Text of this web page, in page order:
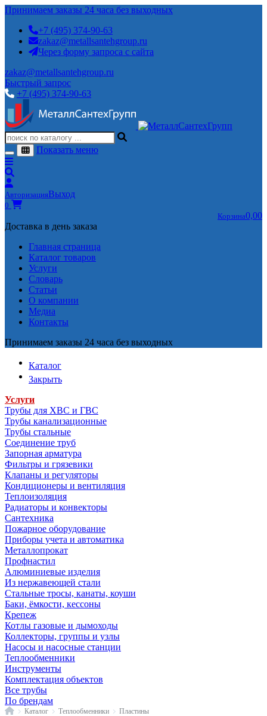
Принимаем заказы 24 часа без выходных
+7 (495) 374-90-63
zakaz@metallsantehgroup.ru
Через форму запроса с сайта
zakaz@metallsantehgroup.ru
Быстрый запрос
+7 (495) 374-90-63
Показать меню
АвторизацияВыход
0
Корзина0,00
Доставка в день заказа
Главная страница
Каталог товаров
Услуги
Словарь
Статьи
О компании
Медиа
Контакты
Принимаем заказы 24 часа без выходных
Каталог
Закрыть
Услуги
Трубы для ХВС и ГВС
Трубы канализационные
Трубы стальные
Соединение труб
Запорная арматура
Фильтры и грязевики
Клапаны и регуляторы
Кондиционеры и вентиляция
Теплоизоляция
Радиаторы и конвекторы
Сантехника
Пожарное оборудование
Приборы учета и автоматика
Металлопрокат
Профнастил
Алюминиевые изделия
Из нержавеющей стали
Стальные тросы, канаты, коуши
Баки, ёмкости, кессоны
Крепеж
Котлы газовые и дымоходы
Коллекторы, группы и узлы
Насосы и насосные станции
Теплообменники
Инструменты
Комплектация объектов
Все трубы
По брендам
ГлавнаяКаталог Теплообменники Пластины